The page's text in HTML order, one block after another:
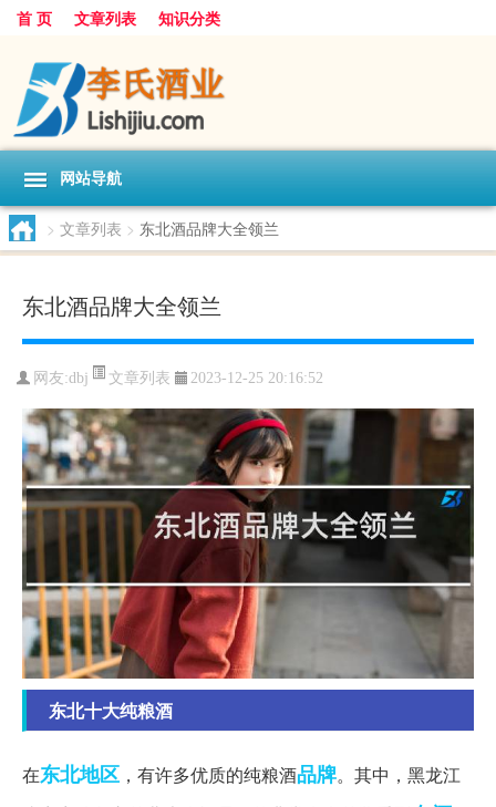
首 页 文章列表 知识分类
网站导航
> 文章列表 > 东北酒品牌大全领兰
东北酒品牌大全领兰
网友:dbj 文章列表 2023-12-25 20:16:52
东北十大纯粮酒
在东北地区 ，有许多优质的纯粮酒品牌。其中，黑龙江